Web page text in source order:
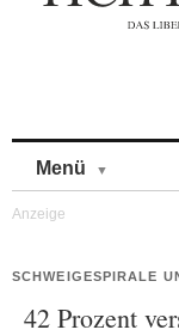
Menü
SCHWEIGESPIRALE
42 Prozent